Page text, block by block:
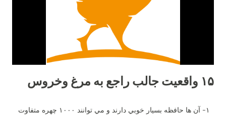
۱۵ واقعیت جالب راجع به مرغ وخروس
١- آن ها حافظه بسيار خوبي دارند و مي توانند ١٠٠٠ چهره متفاوت